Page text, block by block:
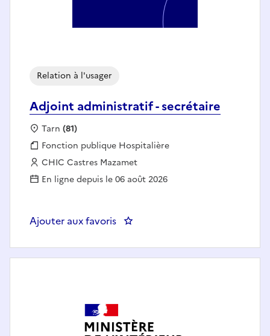
Adjoint administratif - secrétaire
Relation à l'usager
Localisation :
Tarn (81)
Fonction publique :
Fonction publique Hospitalière
Employeur :
CHIC Castres Mazamet
En ligne depuis le 06 août 2026
Ajouter aux favoris : Adjoint administratif -